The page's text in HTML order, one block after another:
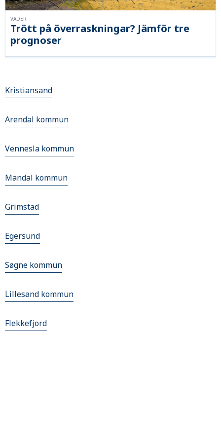
Trött på överraskningar? Jämför tre
prognoser
VÄDER
Kristiansand
Arendal kommun
Vennesla kommun
Mandal kommun
Grimstad
Egersund
Søgne kommun
Lillesand kommun
Flekkefjord